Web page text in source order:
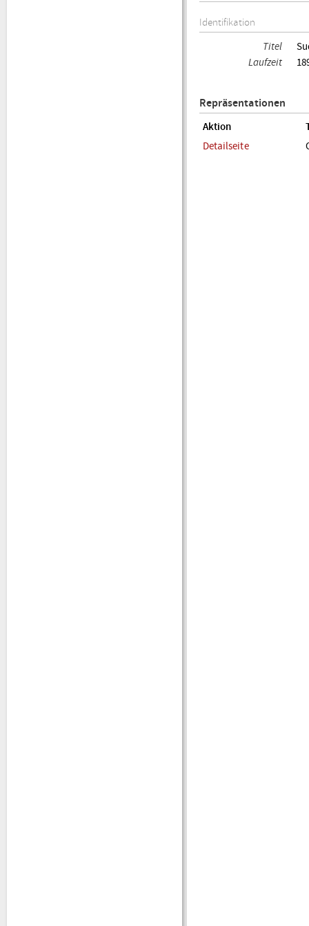
Identifikation
Titel
Laufzeit
Repräsentationen
Aktion
Detailseite